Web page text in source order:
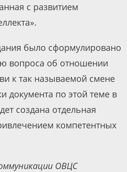
с развитием
было сформулировано
вопроса об отношении
к так называемой смене
документа по этой теме в
создана отдельная
компетентных
ОВЦС